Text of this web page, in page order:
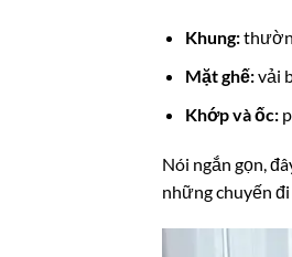
Khung:
Mặt ghế:vải
Khớp và ốc:
Nói ngắn gọn,
những chuyến